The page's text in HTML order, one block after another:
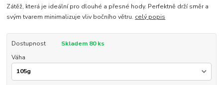
Zátěž, která je ideální pro dlouhé a přesné hody. Perfektně drží směr a
svým tvarem minimalizuje vliv bočního větru. celý popis
Dostupnost
Skladem 80 ks
Váha